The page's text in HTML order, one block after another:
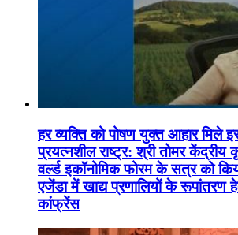
हर व्यक्ति को पोषण युक्त आहार मिले
प्रयत्नशील राष्ट्र: श्री तोमर केंद्रीय
वर्ल्ड इकॉनोमिक फोरम के सत्र को
एजेंडा में खाद्य प्रणालियों के रूपांतरण
कांफ्रेंस